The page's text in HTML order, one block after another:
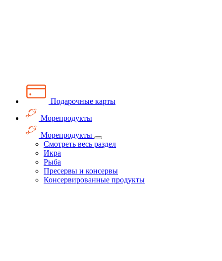
Подарочные карты
Морепродукты
Морепродукты
Смотреть весь раздел
Икра
Рыба
Пресервы и консервы
Консервированные продукты